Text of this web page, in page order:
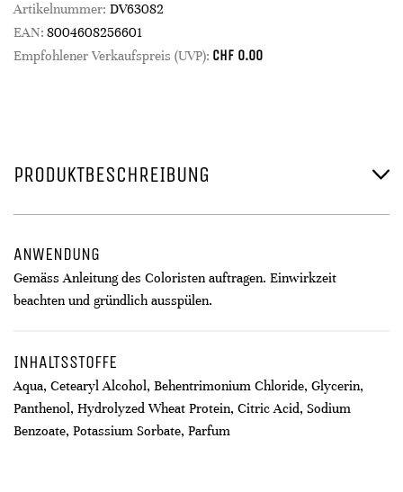
Artikelnummer: DV63082
EAN: 8004608256601
Empfohlener Verkaufspreis (UVP): CHF 0.00
PRODUKTBESCHREIBUNG
ANWENDUNG
Gemäss Anleitung des Coloristen auftragen. Einwirkzeit
beachten und gründlich ausspülen.
INHALTSSTOFFE
Aqua, Cetearyl Alcohol, Behentrimonium Chloride, Glycerin,
Panthenol, Hydrolyzed Wheat Protein, Citric Acid, Sodium
Benzoate, Potassium Sorbate, Parfum